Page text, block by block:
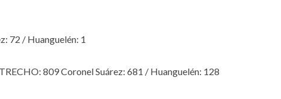
72 / Huanguelén: 1
809 Coronel Suárez: 681 / Huanguelén: 128